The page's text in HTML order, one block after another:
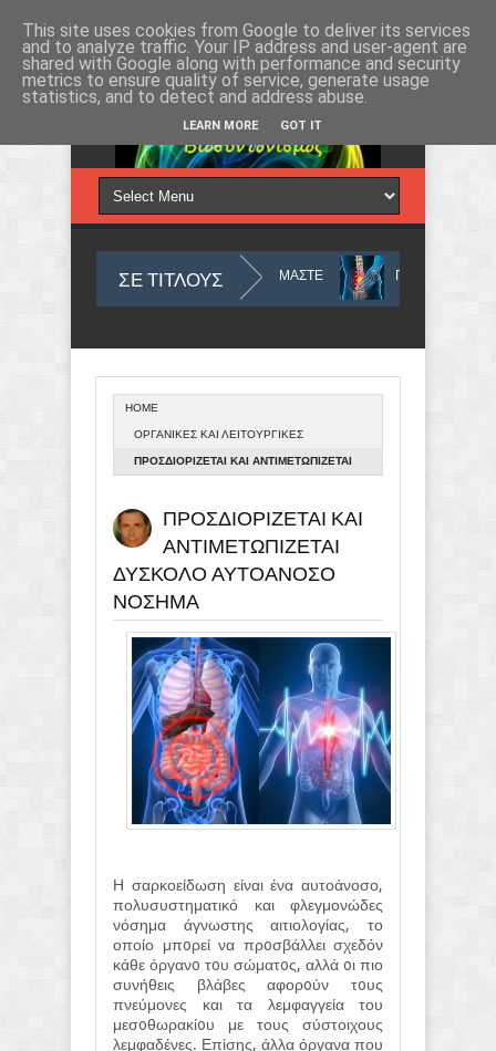
Πέμπτη 6, Αυγ 2026
ΣΕ ΤΙΤΛΟΥΣ
ΠΡΕΠΕΙ ΝΑ ΤΑ ΔΙΑΧΕΙΡΙΖΟΜΑΣΤΕ ΠΟΝΟΣ ΣΤΗ ΜΕΣΗ -
ΙΟΣ, ΩΣ ΑΙΤΙΟ ΚΑΡΚΙΝΟΥ ΣΤΟΥΣ ΠΝΕΥΜΟΝΕΣ ΚΑΙ ΔΙΑΤΑΡΑΧΗΣ ΤΟΥ
HOME
ΟΡΓΑΝΙΚΕΣ ΚΑΙ ΛΕΙΤΟΥΡΓΙΚΕΣ
ΔΙΑΤΑΡΑΧΕΣ
ΠΡΟΣΔΙΟΡΙΖΕΤΑΙ ΚΑΙ ΑΝΤΙΜΕΤΩΠΙΖΕΤΑΙ
ΠΡΟΣΔΙΟΡΙΖΕΤΑΙ ΚΑΙ
ΑΝΤΙΜΕΤΩΠΙΖΕΤΑΙ
ΔΥΣΚΟΛΟ ΑΥΤΟΑΝΟΣΟ
ΝΟΣΗΜΑ
Η σαρκοείδωση είναι ένα αυτοάνοσο,
πολυσυστηματικό και φλεγμονώδες
νόσημα άγνωστης αιτιολογίας, το
οποίο μπoρεί να πρoσβάλλει σχεδόν
κάθε όργανo τoυ σώματoς, αλλά oι πιο
συνήθεις βλάβες αφορoύν τoυς
πνεύμονες και τα λεμφαγγεία του
μεσoθωρακίoυ με τους σύστοιχους
λεμφαδένες. Επίσης, άλλα όργανα που
This site uses cookies from Google to deliver its services
and to analyze traffic. Your IP address and user-agent are
shared with Google along with performance and security
metrics to ensure quality of service, generate usage
statistics, and to detect and address abuse.
LEARN MORE GOT IT